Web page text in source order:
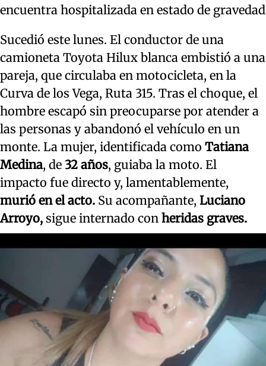
encuentra hospitalizada en estado de gravedad
Sucedió este lunes. El conductor de una
camioneta Toyota Hilux blanca embistió a una
pareja, que circulaba en motocicleta, en la
Curva de los Vega, Ruta 315. Tras el choque, el
hombre escapó sin preocuparse por atender a
las personas y abandonó el vehículo en un
monte. La mujer, identificada como Tatiana
Medina, de 32 años, guiaba la moto. El
impacto fue directo y, lamentablemente,
murió en el acto. Su acompañante, Luciano
Arroyo, sigue internado con heridas graves.